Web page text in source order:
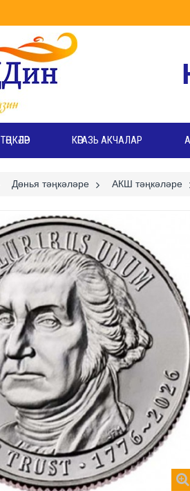
ТӘҢКӘЛӘР КӘГАЗЬ АКЧАЛАР
Дөнья тәңкәләре > АКШ тәңкәләре